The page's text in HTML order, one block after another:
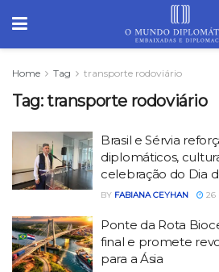
Home Tag transporte rodoviário
Tag:transporte rodoviário
Brasil e Sérvia
diplomáticos,
celebração do Dia
BY FABIANA CEYHAN 26
Ponte da Rota
final e promete
para a Ásia